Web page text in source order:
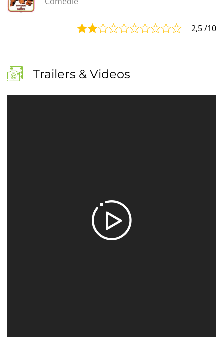
2,5/10
Trailers & Videos